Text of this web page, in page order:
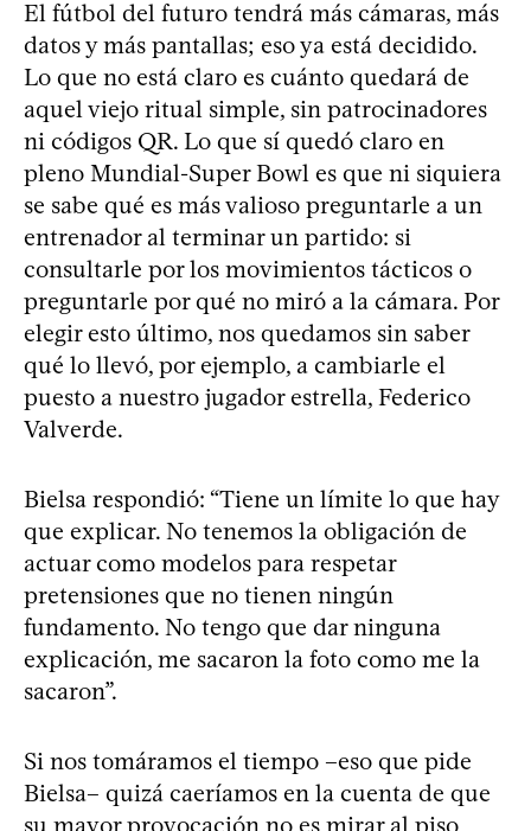
El fútbol del futuro tendrá más cámaras, más
datos y más pantallas; eso ya está decidido.
Lo que no está claro es cuánto quedará de
aquel viejo ritual simple, sin patrocinadores
ni códigos QR. Lo que sí quedó claro en
pleno Mundial-Super Bowl es que ni siquiera
se sabe qué es más valioso preguntarle a un
entrenador al terminar un partido: si
consultarle por los movimientos tácticos o
preguntarle por qué no miró a la cámara. Por
elegir esto último, nos quedamos sin saber
qué lo llevó, por ejemplo, a cambiarle el
puesto a nuestro jugador estrella, Federico
Valverde.
Bielsa respondió: “Tiene un límite lo que hay
que explicar. No tenemos la obligación de
actuar como modelos para respetar
pretensiones que no tienen ningún
fundamento. No tengo que dar ninguna
explicación, me sacaron la foto como me la
sacaron”.
Si nos tomáramos el tiempo –eso que pide
Bielsa– quizá caeríamos en la cuenta de que
su mayor provocación no es mirar al piso